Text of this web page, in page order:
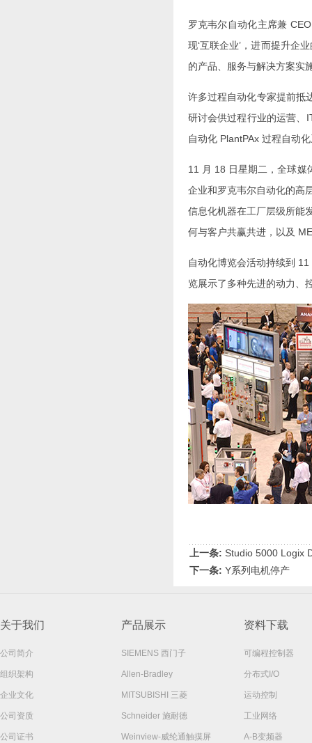
罗克韦尔自动化主席兼
现‘互联企业’，进而提升企
的产品、服务与解决方案实
许多过程自动化专家提前抵
研讨会供过程行业的运营、
自动化 PlantPAx 过程自动
11 月 18 日星期二，全球媒
企业和罗克韦尔自动化的高
信息化机器在工厂层级所能
何与客户共赢共进，以及
自动化博览会活动持续到
览展示了多种先进的动力、
上一条: Studio 5000 Logix
下一条: Y系列电机停产
关于我们
公司简介
组织架构
企业文化
公司资质
公司证书
产品展示
SIEMENS 西门子
Allen-Bradley
MITSUBISHI 三菱
Schneider 施耐德
Weinview-威纶通触摸屏
资料下载
可编程控制器
分布式I/O
运动控制
工业网络
A-B变频器